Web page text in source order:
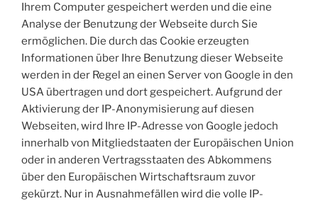
Ihrem Computer gespeichert werden und die eine
Analyse der Benutzung der Webseite durch Sie
ermöglichen. Die durch das Cookie erzeugten
Informationen über Ihre Benutzung dieser Webseite
werden in der Regel an einen Server von Google in den
USA übertragen und dort gespeichert. Aufgrund der
Aktivierung der IP-Anonymisierung auf diesen
Webseiten, wird Ihre IP-Adresse von Google jedoch
innerhalb von Mitgliedstaaten der Europäischen Union
oder in anderen Vertragsstaaten des Abkommens
über den Europäischen Wirtschaftsraum zuvor
gekürzt. Nur in Ausnahmefällen wird die volle IP-